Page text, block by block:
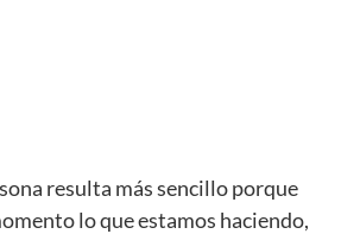
resulta más sencillo porque
lo que estamos haciendo,